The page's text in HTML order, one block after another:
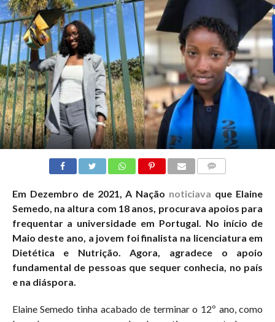
Em Dezembro de 2021, A Nação noticiava que Elaine
Semedo, na altura com 18 anos, procurava apoios para
frequentar a universidade em Portugal. No início de
Maio deste ano, a jovem foi finalista na licenciatura em
Dietética e Nutrição. Agora, agradece o apoio
fundamental de pessoas que sequer conhecia, no país
e na diáspora.
Elaine Semedo tinha acabado de terminar o 12º ano, como